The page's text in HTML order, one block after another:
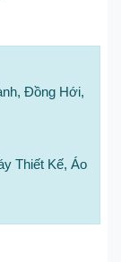
Đồng Hới,
Thiết Kế, Áo